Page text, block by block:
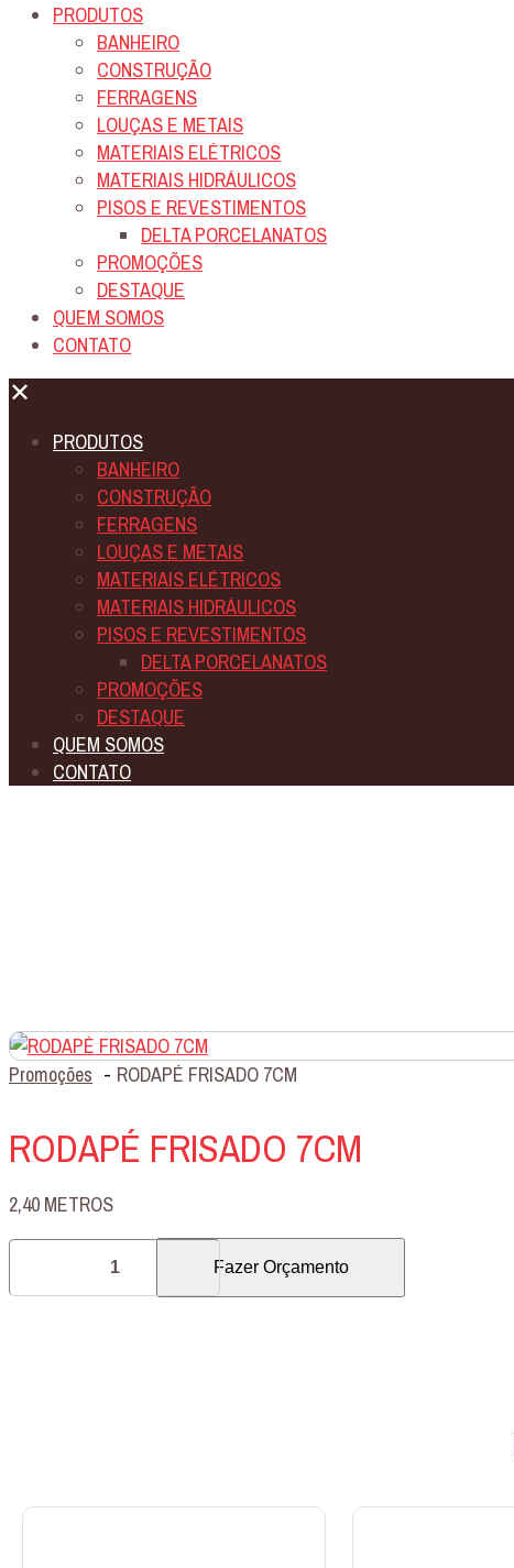
PRODUTOS
BANHEIRO
CONSTRUÇÃO
FERRAGENS
LOUÇAS E METAIS
MATERIAIS ELÉTRICOS
MATERIAIS HIDRÁULICOS
PISOS E REVESTIMENTOS
DELTA PORCELANATOS
PROMOÇÕES
DESTAQUE
QUEM SOMOS
CONTATO
✕
PRODUTOS
BANHEIRO
CONSTRUÇÃO
FERRAGENS
LOUÇAS E METAIS
MATERIAIS ELÉTRICOS
MATERIAIS HIDRÁULICOS
PISOS E REVESTIMENTOS
DELTA PORCELANATOS
PROMOÇÕES
DESTAQUE
QUEM SOMOS
CONTATO
Promoções - RODAPÉ FRISADO 7CM
RODAPÉ FRISADO 7CM
2,40 METROS
RODAPÉ
Fazer Orçamento